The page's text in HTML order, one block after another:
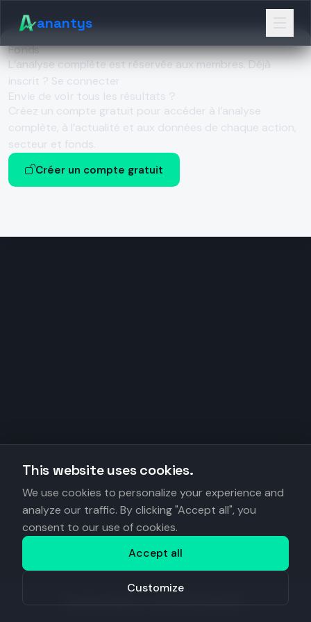
anantys
Fonds
L’analyse complète est réservée aux membres.Déjà
inscrit ? Se connecter
Envie de voir tous les résultats ?
Créez un compte gratuit pour accéder à l’analyse
complète, à l’actualité et aux données de chaque action,
secteur et fonds.
Créer un compte gratuit
This website uses cookies.
We use cookies to personalize your experience and
analyze our traffic. By clicking "Accept all", you
consent to our use of cookies.
Accept all
Customize